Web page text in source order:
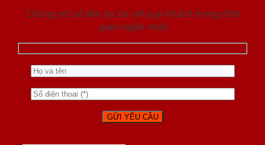
Chúng tôi sẽ liên lạc lại với quý khách trong thời
gian ngắn nhất